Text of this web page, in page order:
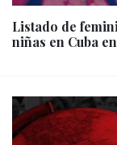
Listado de
niñas en Cuba